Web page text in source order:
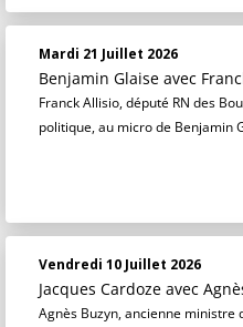
Mardi 21 Juillet 2026
Benjamin Glaise avec
Franck Allisio, député RN des
politique, au micro de Benjamin
Vendredi 10 Juillet 2026
Jacques Cardoze avec
Agnès Buzyn, ancienne